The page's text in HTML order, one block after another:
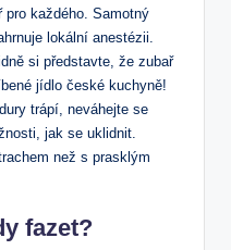
pro každého. Samotný
lokální anestézii.
si představte, že zubař
jídlo české kuchyně!
trápí, neváhejte se
jak se uklidnit.
než s prasklým
fazet?